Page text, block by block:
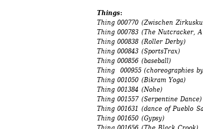
Things:
Thing 000770 (Zwischen
Thing 000783 (The Nutcracker,
Thing 000838 (Roller Derby)
Thing 000843 (SportsTrax)
Thing 000856 (baseball)
Thing 000955 (choreographies
Thing 001050 (Bikram Yoga)
Thing 001384 (Nohe)
Thing 001557 (Serpentine Dance)
Thing 001631 (dance of Pueblo
Thing 001650 (Gypsy)